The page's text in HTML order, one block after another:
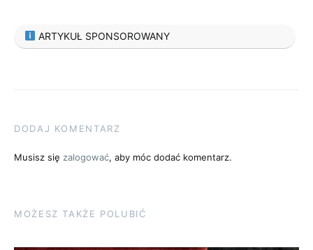
ARTYKUŁ SPONSOROWANY
DODAJ KOMENTARZ
Musisz się zalogować, aby móc dodać komentarz.
MOŻESZ TAKŻE POLUBIĆ